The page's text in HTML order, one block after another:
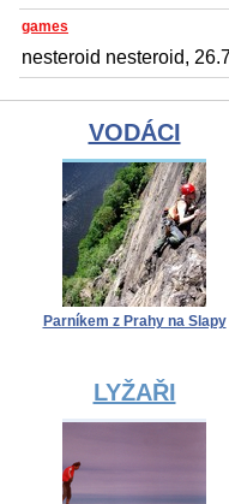
games
nesteroid nesteroid,
VODÁCI
Parníkem z Prahy na Slapy
LYŽAŘI